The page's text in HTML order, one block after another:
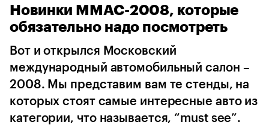
Geely Omoda Voyah
Новинки ММАС-2008, которые
обязательно надо посмотреть
Вот и открылся Московский
международный автомобильный салон –
2008. Мы представим вам те стенды, на
которых стоят самые интересные авто из
категории, что называется, “must see”.